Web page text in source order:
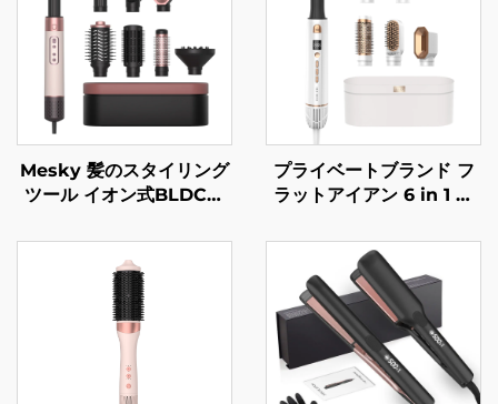
Mesky 髪のスタイリング
ツール イオン式BLDC高
カラードライヤー ホット
エアブラシ ブローブラシ
ヘアドライヤー
プライベートブランド フ
ラットアイアン 6 in 1 ホ
テップヘアドライヤー 高
速ヘアストレートブラシ
ホットエアブラシ